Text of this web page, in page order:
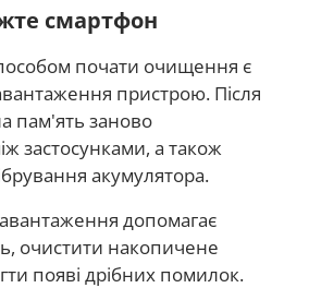
смартфон
почати очищення є
пристрою. Після
пам'ять заново
застосунками, а також
акумулятора.
допомагає
очистити накопичене
появі дрібних помилок.